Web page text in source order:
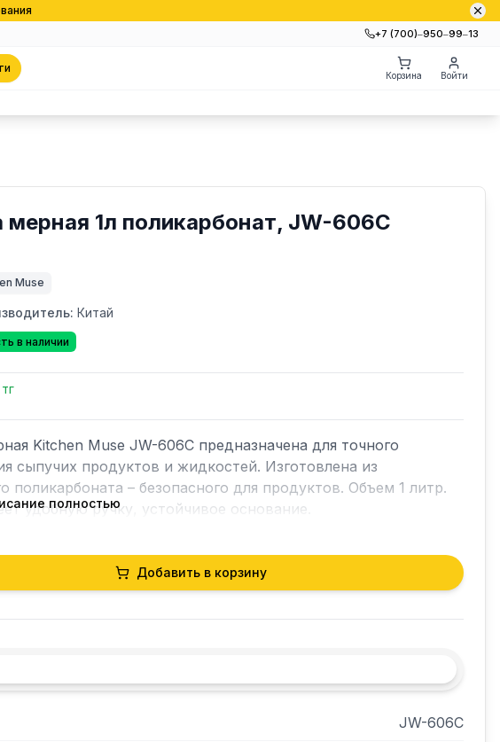
+7 (700)‒950‒99‒13
Корзина Войти
1л поликарбонат, JW-606C
Muse
Китай
в наличии
Kitchen Muse JW-606C предназначена для точного
сыпучих продуктов и жидкостей. Изготовлена из
поликарбоната – безопасного для продуктов. Объем 1 литр.
удобную ручку, устойчивое основание.
полностью
Добавить в корзину
JW-606C